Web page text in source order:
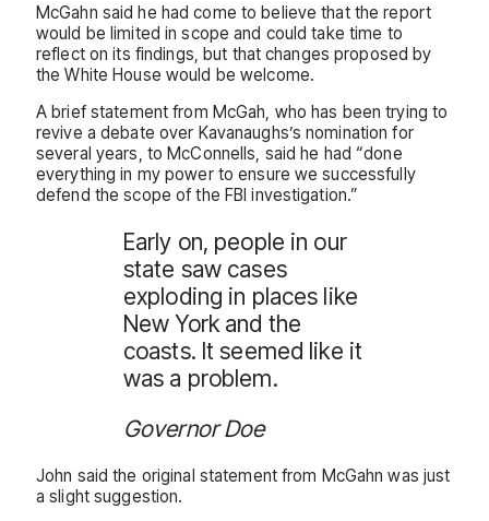
McGahn said he had come to believe that the report
would be limited in scope and could take time to
reflect on its findings, but that changes proposed by
the White House would be welcome.
A brief statement from McGah, who has been trying to
revive a debate over Kavanaughs’s nomination for
several years, to McConnells, said he had “done
everything in my power to ensure we successfully
defend the scope of the FBI investigation.”
Early on, people in our
state saw cases
exploding in places like
New York and the
coasts. It seemed like it
was a problem.
Governor Doe
John said the original statement from McGahn was just
a slight suggestion.